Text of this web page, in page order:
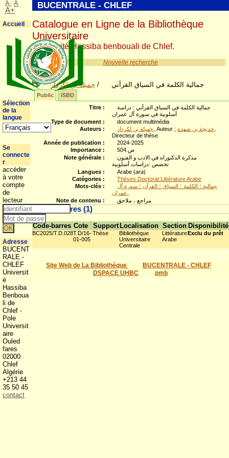
Nouvelle recherche
جمالية الكلمة في السياق القرآني / جميلة بن لكردار
Public
ISBD
Titre :
جمالية الكلمة في السياق القرآني : دراسة
أسلوبية في سورة آل عمران
Type de document :
document multimédia
Auteurs :
جميلة بن لكردار , Auteur ; خديجة بن شهدة
Directeur de thèse
Année de publication :
2024-2025
Importance :
504.ص
Note générale :
مذكرة الدكتوراه في الادب و الفنون
تخصص :دراسات أسلوبية
Langues :
Arabe (ara)
Catégories :
Thèses Doctorat:Littérature Arabe
Mots-clés :
جمالية ؛ الكلمة ؛ السياق ؛ القرآن ؛ سورة آل
Note de contenu :
مراجع ، ملاحق
Exemplaires (1)
Code-barres Cote Support Localisation Section Disponibilité
BC2025/T.D.028T.D/16-
01-005
Thèse
Bibliothèque
Universitaire
Centrale
Littérature
Arabe
Exclu du prêt
Site Web de La Bibliothéque
BUCENTRALE - CHLEF
DSPACE UHBC
pmb
BUCENTRALE - CHLEF
Catalogue en Ligne de la Bibliothèque
Universitaire
Université Hassiba benbouali de Chlef.
A- A
A+
Accueil
Sélection
de la
langue
Se
connecte
r
accéder
à votre
compte
de
lecteur
Adresse
BUCENT
RALE -
CHLEF
Universit
é
Hassiba
Benboua
li de
Chlef -
Pole
Universit
aire
Ouled
fares
02000
Chlef
Algérie
+213 44
35 50 45
contact